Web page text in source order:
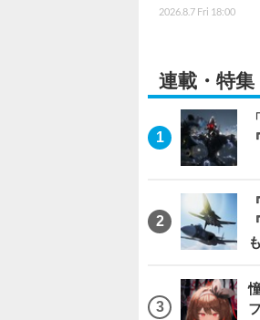
2026.8.7 Fri 18:00
連載・特